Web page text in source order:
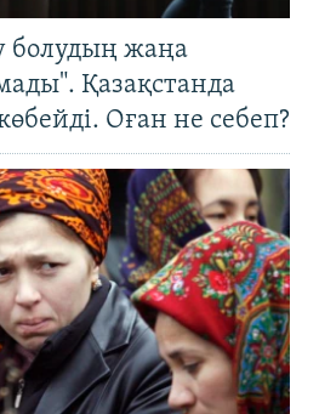
болудың жаңа
Қазақстанда
Оған не себеп?